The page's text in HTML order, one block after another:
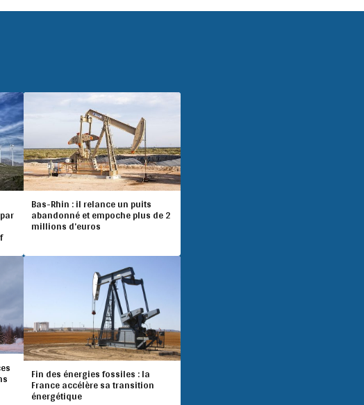
Bas-Rhin : il relance un puits
abandonné et empoche plus de 2
millions d’euros
Fin des énergies fossiles : la
France accélère sa transition
énergétique